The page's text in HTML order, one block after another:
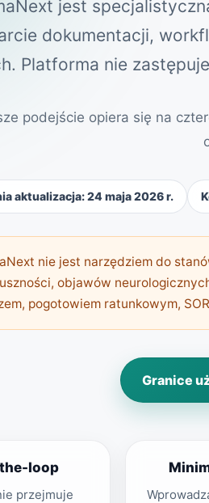
jest
dokumentacji,
Platforma nie
podejście opiera się na
aktualizacja: 24 maja 2026 r.
nie jest narzędziem do
objawów
pogotowiem ratunkowym,
Granice
loop
przejmuje